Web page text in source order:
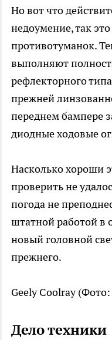
Но вот что
недоумение, так
противотуманок.
выполняют
рефлекторного
прежней
переднем бампере
диодные ходовые
Насколько хороши
проверить не
погода не
штатной работой в
новый головной
прежнего.
Geely Coolray (Фото:
Дело техники